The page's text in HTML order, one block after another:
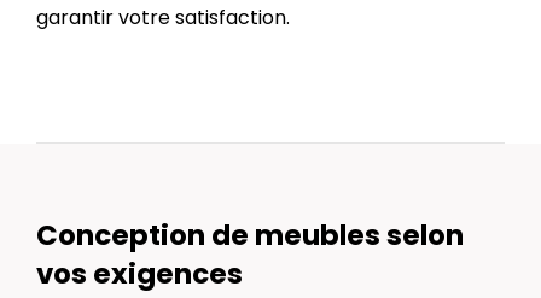
garantir votre satisfaction.
Conception de meubles selon
vos exigences